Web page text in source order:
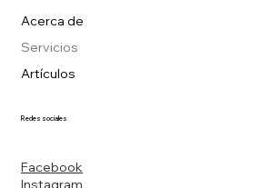
Acerca de
Servicios
Artículos
Redes sociales
Facebook
Instagram